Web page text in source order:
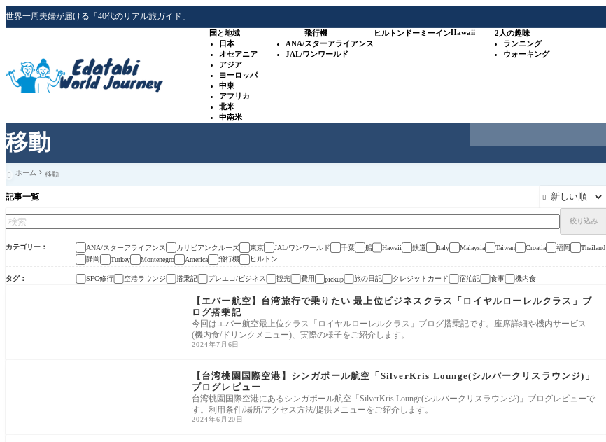
移動
世界一周夫婦が届ける「40代のリアル旅ガイド」
国と地域
日本
オセアニア
アジア
ヨーロッパ
中東
アフリカ
北米
中南米
飛行機
ANA/スターアライアンス
JAL/ワンワールド
ヒルトン ドーミーインHawaii
2人の趣味
ランニング
ウォーキング
 ホーム 移動
記事一覧 
絞り込み
カテゴリー ANA/スターアライアンス カリビアンクルーズ 東京 JAL/ワンワールド 千葉 船 Hawaii 鉄道 Italy Malaysia Taiwan Croatia 福岡
Thailand
静岡
Turkey Montenegro America 飛行機 ヒルトン
タグ SFC修行 空港ラウンジ 搭乗記 プレエコ/ビジネス 観光 費用 pickup 旅の日記 クレジットカード 宿泊記 食事 機内食
【エバー航空】台湾旅行で乗りたい 最上位ビジネスクラス「ロイヤルローレルクラス」ブ
ログ搭乗記
今回はエバー航空最上位クラス「ロイヤルローレルクラス」ブログ搭乗記です。座席詳細や機内サービス
(機内食/ドリンクメニュー)、実際の様子をご紹介します。
2024年7月6日
【台湾桃園国際空港】シンガポール航空「SilverKris Lounge(シルバークリスラウンジ)」
ブログレビュー
台湾桃園国際空港にあるシンガポール航空「SilverKris Lounge(シルバークリスラウンジ)」ブログレビューで
す。利用条件/場所/アクセス方法/提供メニューをご紹介します。
2024年6月20日